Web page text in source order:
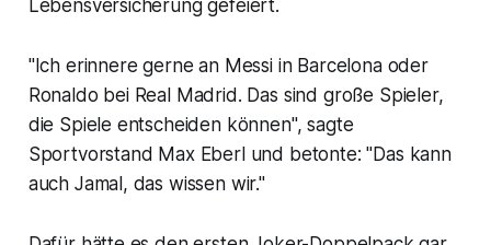
Lebensversicherung gefeiert.
"Ich erinnere gerne an Messi in Barcelona oder
Ronaldo bei Real Madrid. Das sind große Spieler,
die Spiele entscheiden können", sagte
Sportvorstand Max Eberl und betonte: "Das kann
auch Jamal, das wissen wir."